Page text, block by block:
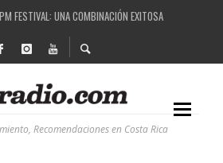
QUE ESTÁ TRANSFORMANDO LA CALIDAD DE
ELECTRÓNICA: BBC RADIOPHONIC WORKSHOP
BPM: UN REVIEW DE LA PRIMERA EDICIÓN QUE
Recomendaciones en Costa Rica